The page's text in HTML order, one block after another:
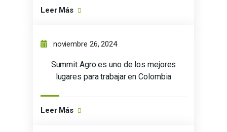
Leer Más
noviembre 26, 2024
Summit Agro es uno de los mejores
lugares para trabajar en Colombia
Leer Más